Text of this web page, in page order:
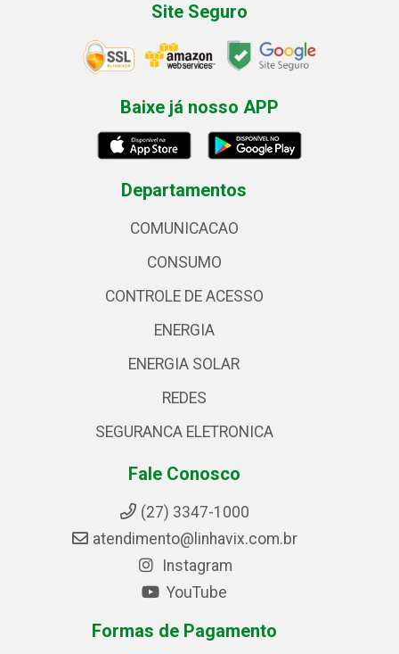
Site Seguro
Baixe já nosso APP
Departamentos
COMUNICACAO
CONSUMO
CONTROLE DE ACESSO
ENERGIA
ENERGIA SOLAR
REDES
SEGURANCA ELETRONICA
Fale Conosco
(27) 3347-1000
atendimento@linhavix.com.br
Instagram
YouTube
Formas de Pagamento